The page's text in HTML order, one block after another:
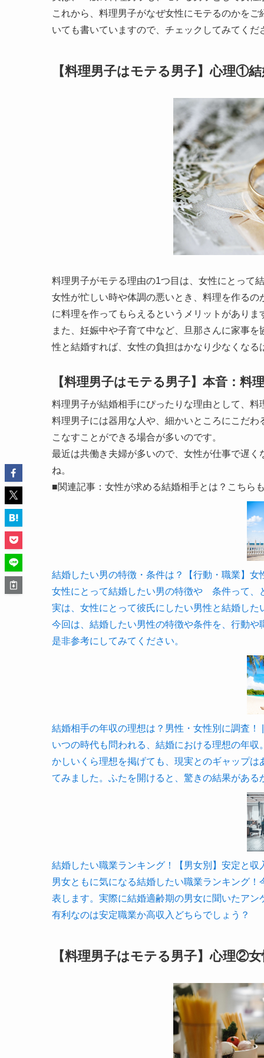
これから、料理男子がなぜ女性にモテるのかを
いても書いていますので、チェックしてみてくだ
【料理男子はモテる男子】心理①
料理男子がモテる理由の1つ目は、女性にとって
女性が忙しい時や体調の悪いとき、料理を作る
に料理を作ってもらえるというメリットがありま
また、妊娠中や子育て中など、旦那さんに家事
性と結婚すれば、女性の負担はかなり少なくなる
【料理男子はモテる男子】本音：料
料理男子が結婚相手にぴったりな理由として、
料理男子には器用な人や、細かいところにこだ
こなすことができる場合が多いのです。
最近は共働き夫婦が多いので、女性が仕事で遅
ね。
■関連記事：女性が求める結婚相手とは？こちら
結婚したい男の特徴・条件は？【行動・職業】女
女性にとって結婚したい男の特徴や 条件って、
実は、女性にとって彼氏にしたい男性と結婚した
今回は、結婚したい男性の特徴や条件を、行動や
是非参考にしてみてください。
結婚相手の年収の理想は？男性・女性別に調査！
いつの時代も問われる、結婚における理想の年
かしいくら理想を掲げても、現実とのギャップ
てみました。ふたを開けると、驚きの結果がある
結婚したい職業ランキング！【男女別】安定と収
男女ともに気になる結婚したい職業ランキング
表します。実際に結婚適齢期の男女に聞いたア
有利なのは安定職業か高収入どちらでしょう？
【料理男子はモテる男子】心理②